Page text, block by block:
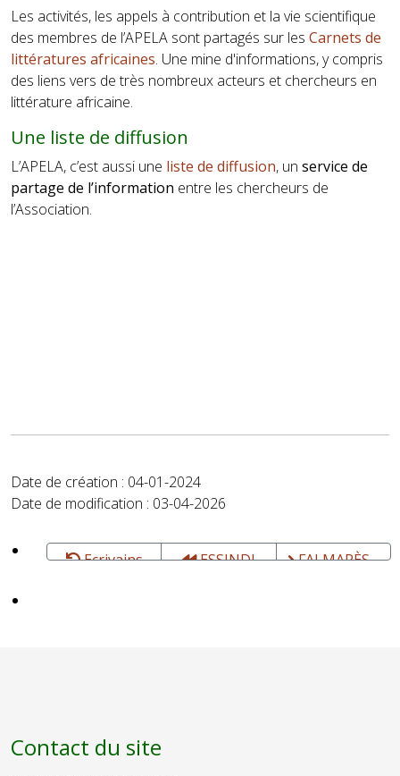
Les activités, les appels à contribution et la vie scientifique
des membres de l’APELA sont partagés sur les Carnets de
littératures africaines. Une mine d'informations, y compris
des liens vers de très nombreux acteurs et chercheurs en
littérature africaine.
Une liste de diffusion
L’APELA, c’est aussi une liste de diffusion, un service de
partage de l’information entre les chercheurs de
l’Association.
Date de création : 04-01-2024
Date de modification : 03-04-2026
Ecrivains
ESSINDI
FALMARÈS -
Contact du site